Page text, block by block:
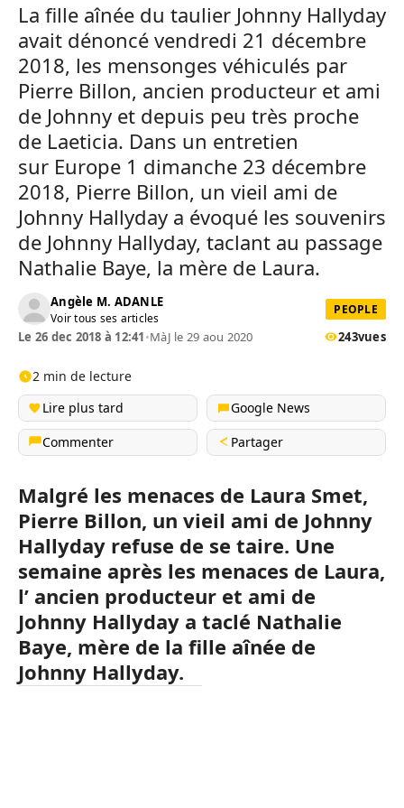
La fille aînée du taulier Johnny Hallyday
avait dénoncé vendredi 21 décembre
2018, les mensonges véhiculés par
Pierre Billon, ancien producteur et ami
de Johnny et depuis peu très proche
de Laeticia. Dans un entretien
sur Europe 1 dimanche 23 décembre
2018, Pierre Billon, un vieil ami de
Johnny Hallyday a évoqué les souvenirs
de Johnny Hallyday, taclant au passage
Nathalie Baye, la mère de Laura.
Angèle M. ADANLE
Voir tous ses articles
PEOPLE
Le 26 dec 2018 à 12:41•MàJ le 29 aou 2020 243vues
2 min de lecture
Lire plus tard
Google News
Commenter
Partager
Malgré les menaces de Laura Smet,
Pierre Billon, un vieil ami de Johnny
Hallyday refuse de se taire. Une
semaine après les menaces de Laura,
l’ ancien producteur et ami de
Johnny Hallyday a taclé Nathalie
Baye, mère de la fille aînée de
Johnny Hallyday.